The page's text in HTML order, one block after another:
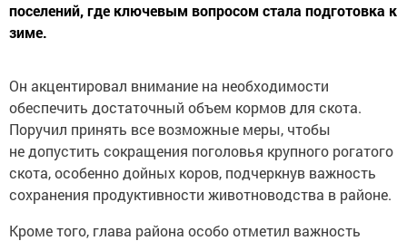
поселений, где ключевым вопросом стала подготовка к
зиме.
Он акцентировал внимание на необходимости
обеспечить достаточный объем кормов для скота.
Поручил принять все возможные меры, чтобы
не допустить сокращения поголовья крупного рогатого
скота, особенно дойных коров, подчеркнув важность
сохранения продуктивности животноводства в районе.
Кроме того, глава района особо отметил важность